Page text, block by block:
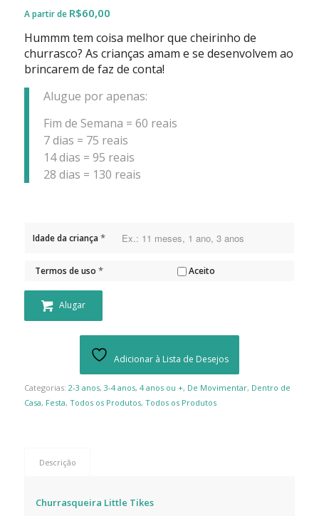
R$60,00
Hummm tem coisa melhor que cheirinho de
churrasco? As crianças amam e se desenvolvem ao
brincarem de faz de conta!
Alugue por apenas:
Fim de Semana = 60 reais
7 dias = 75 reais
14 dias = 95 reais
28 dias = 130 reais
Idade da criança*
Termos de uso* Aceito
Alugar
Adicionar à Lista de Desejos
Categorias: 2-3 anos, 3-4 anos, 4 anos ou +, De Movimentar, Dentro de
Casa, Festa, Todos os Produtos, Todos os Produtos
Descrição
Churrasqueira Little Tikes